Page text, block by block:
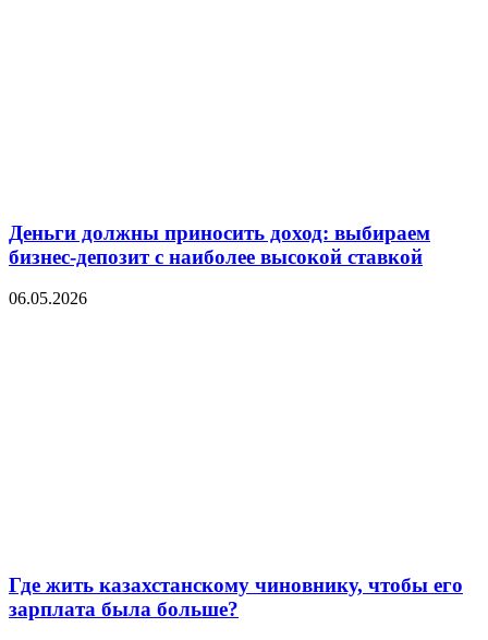
Деньги должны приносить доход: выбираем
бизнес-депозит с наиболее высокой ставкой
06.05.2026
Где жить казахстанскому чиновнику, чтобы его
зарплата была больше?